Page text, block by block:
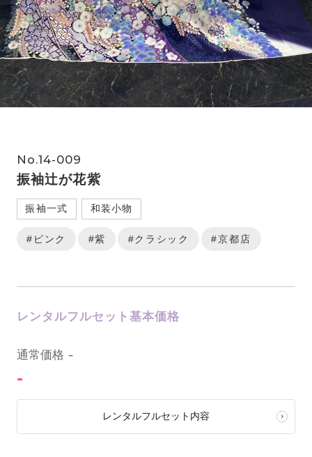
No.14-009
振袖辻が花紫
振袖一式 和装小物
#ピンク #紫 #クラシック #京都店
レンタルフルセット基本価格
通常価格 -
-
レンタルフルセット内容